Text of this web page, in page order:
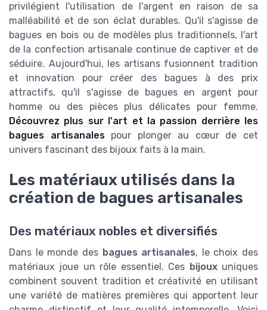
privilégient l'utilisation de l'argent en raison de sa
malléabilité et de son éclat durables. Qu'il s'agisse de
bagues en bois ou de modèles plus traditionnels, l'art
de la confection artisanale continue de captiver et de
séduire. Aujourd'hui, les artisans fusionnent tradition
et innovation pour créer des bagues à des prix
attractifs, qu'il s'agisse de bagues en argent pour
homme ou des pièces plus délicates pour femme.
Découvrez plus sur l'art et la passion derrière les
bagues artisanalespour plonger au cœur de cet
univers fascinant des bijoux faits à la main.
Les matériaux utilisés dans la
création de bagues artisanales
Des matériaux nobles et diversifiés
Dans le monde des bagues artisanales, le choix des
matériaux joue un rôle essentiel. Ces bijouxuniques
combinent souvent tradition et créativité en utilisant
une variété de matières premières qui apportent leur